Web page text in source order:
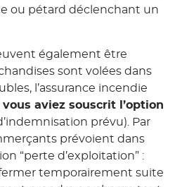
ou pétard déclenchant un
également être
sont volées dans
l’assurance incendie
vous aviez souscrit l’option
prévu). Par
prévoient dans
“perte d’exploitation” :
temporairement suite